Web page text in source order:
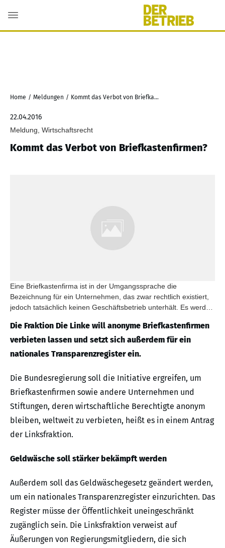
Home / Meldungen / Kommt das Verbot von Briefkastenfirmen?
22.04.2016
Meldung, Wirtschaftsrecht
Kommt das Verbot von Briefkastenfirmen?
Eine Briefkastenfirma ist in der Umgangssprache die
Bezeichnung für ein Unternehmen, das zwar rechtlich existiert,
jedoch tatsächlich keinen Geschäftsbetrieb unterhält. Es werden
befolgt, der nach außen nicht in Erscheinung tritt.
Die Fraktion Die Linke will anonyme Briefkastenfirmen
verbieten lassen und setzt sich außerdem für ein
nationales Transparenzregister ein.
Die Bundesregierung soll die Initiative ergreifen, um
Briefkastenfirmen sowie andere Unternehmen und
Stiftungen, deren wirtschaftliche Berechtigte anonym
bleiben, weltweit zu verbieten, heißt es in einem Antrag
der Linksfraktion.
Geldwäsche soll stärker bekämpft werden
Außerdem soll das Geldwäschegesetz geändert werden,
um ein nationales Transparenzregister einzurichten. Das
Register müsse der Öffentlichkeit uneingeschränkt
zugänglich sein. Die Linksfraktion verweist auf
Äußerungen von Regierungsmitgliedern, die sich